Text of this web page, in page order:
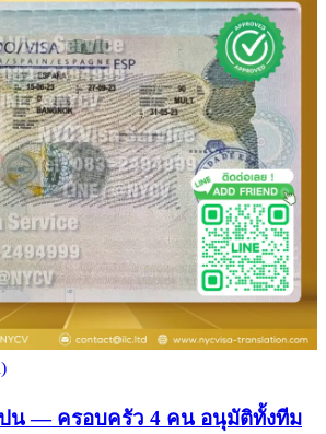
ปน — ครอบครัว 4 คน อนุมัติทั้งทีม